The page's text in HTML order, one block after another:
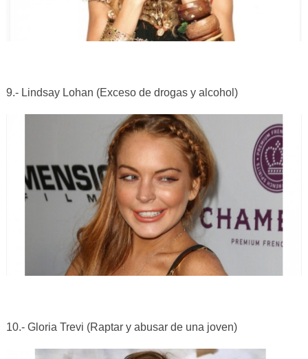
9.- Lindsay Lohan (Exceso de drogas y alcohol)
10.- Gloria Trevi (Raptar y abusar de una joven)